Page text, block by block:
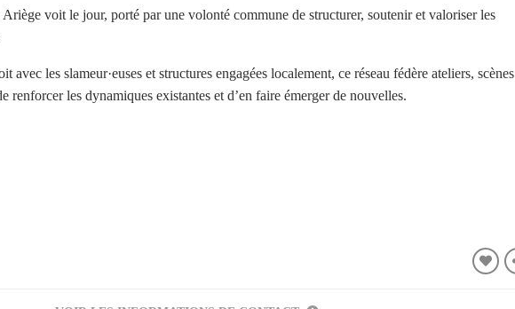
voit le jour, porté par une volonté commune de structurer, soutenir et valoriser les
avec les slameur·euses et structures engagées localement, ce réseau fédère ateliers, scènes
renforcer les dynamiques existantes et d’en faire émerger de nouvelles.